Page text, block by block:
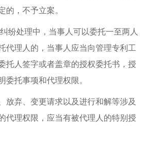
，不予立案。
纷处理中，当事人可以委托一至两人
代理人的，当事人应当向管理专利工
托人签字或者盖章的授权委托书，授
委托事项和代理权限。
放弃、变更请求以及进行和解等涉及
代理权限，应当有被代理人的特别授